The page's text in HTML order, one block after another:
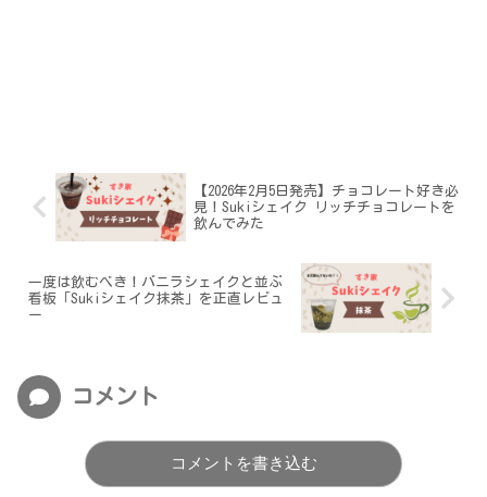
【2026年2月5日発売】チョコレート好き必
見！Sukiシェイク リッチチョコレートを
飲んでみた
一度は飲むべき！バニラシェイクと並ぶ
看板「Sukiシェイク抹茶」を正直レビュ
ー
コメント
コメントを書き込む